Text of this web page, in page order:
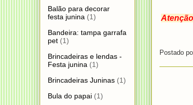
Postado
Balão para decorar
festa junina (1)
Bandeira: tampa garrafa
pet (1)
Brincadeiras e lendas -
Festa junina (1)
Brincadeiras Juninas (1)
Bula do papai (1)